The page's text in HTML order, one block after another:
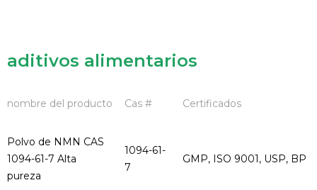
aditivos alimentarios
nombre del producto Cas # Certificados
Polvo de NMN CAS
1094-61-7 Alta
pureza
1094-61-
7
GMP, ISO 9001, USP, BP